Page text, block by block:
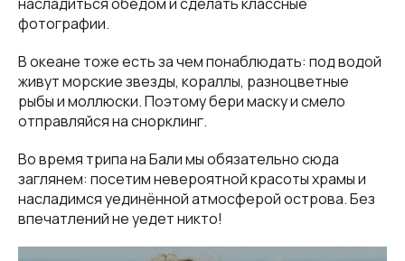
фотографии.
В океане тоже есть за чем понаблюдать: под водой
живут морские звезды, кораллы, разноцветные
рыбы и моллюски. Поэтому бери маску и смело
отправляйся на снорклинг.
Во время трипа на Бали мы обязательно сюда
заглянем: посетим невероятной красоты храмы и
насладимся уединённой атмосферой острова. Без
впечатлений не уедет никто!